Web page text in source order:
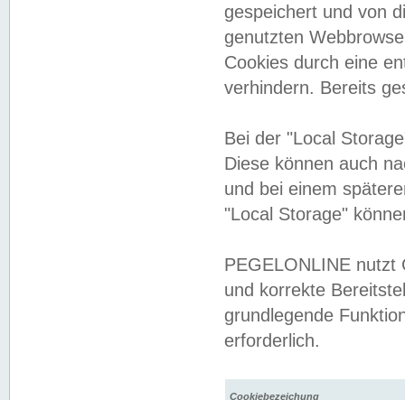
gespeichert und von
genutzten
Cookies durch eine
verhindern. Bereits
Bei der "Local
Diese können auch
und bei einem
"Local Storage"
PEGELONLINE nutzt
und korrekte
grundlegende
erforderlich.
Cookiebezeichung